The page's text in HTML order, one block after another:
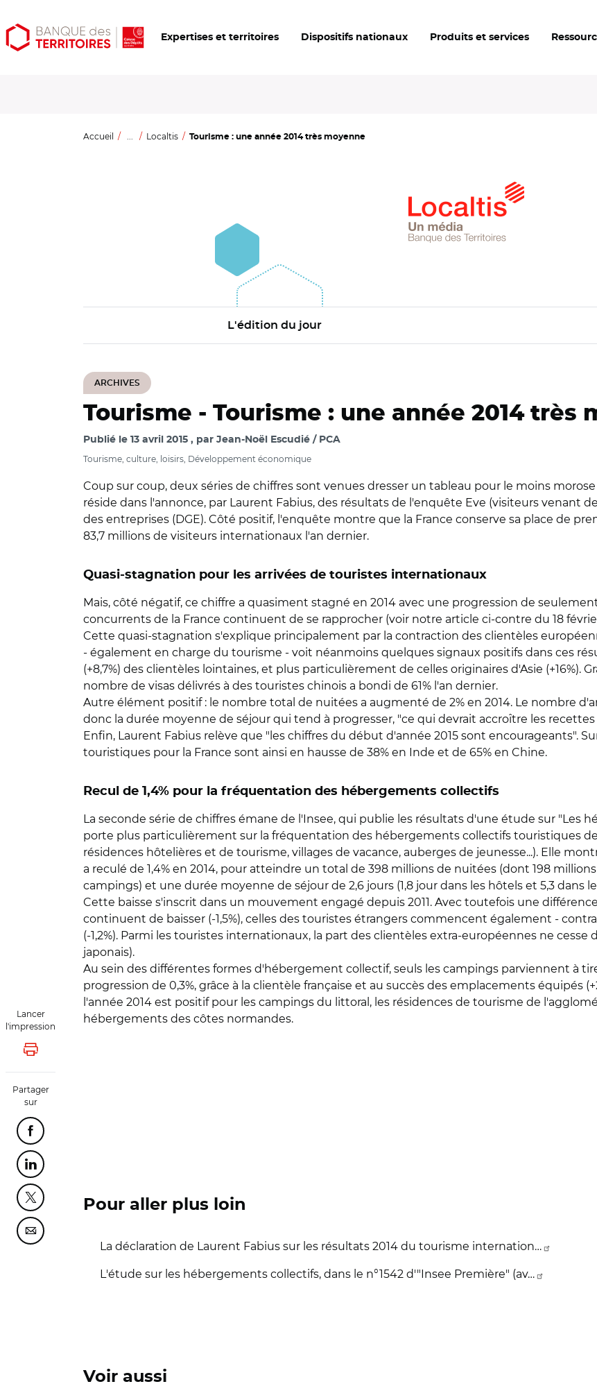
Aller
au
Aller
au
Ouvrir
les
Expertises et territoires Dispositifs nationaux Produits et services
Accueil ... Localtis Tourisme : une année 2014 très moyenne
L'édition du jour
ARCHIVES
Lancer
l'impression
Lancer l'impression
Partager
sur
Partager cette page sur Facebook
Partager cette page sur Linkedin
Partager cette page sur Twitter
Partager cette page sur Courriel
Tourisme - Tourisme : une année 2014 très
Publié le 13 avril 2015 par Jean-Noël Escudié / PCA
Tourisme, culture, loisirs, Développement économique
Coup sur coup, deux séries de chiffres sont venues dresser un tableau pour le moins
réside dans l'annonce, par Laurent Fabius, des résultats de l'enquête Eve (visiteurs venant
des entreprises (DGE). Côté positif, l'enquête montre que la France conserve sa place de
83,7 millions de visiteurs internationaux l'an dernier.
Quasi-stagnation pour les arrivées de touristes internationaux
Mais, côté négatif, ce chiffre a quasiment stagné en 2014 avec une progression de
concurrents de la France continuent de se rapprocher (voir notre article ci-contre du 18
Cette quasi-stagnation s'explique principalement par la contraction des clientèles
- également en charge du tourisme - voit néanmoins quelques signaux positifs dans ces
(+8,7%) des clientèles lointaines, et plus particulièrement de celles originaires d'Asie (+16%).
nombre de visas délivrés à des touristes chinois a bondi de 61% l'an dernier.
Autre élément positif : le nombre total de nuitées a augmenté de 2% en 2014. Le nombre
donc la durée moyenne de séjour qui tend à progresser, "ce qui devrait accroître les
Enfin, Laurent Fabius relève que "les chiffres du début d'année 2015 sont encourageants".
touristiques pour la France sont ainsi en hausse de 38% en Inde et de 65% en Chine.
Recul de 1,4% pour la fréquentation des hébergements collectifs
La seconde série de chiffres émane de l'Insee, qui publie les résultats d'une étude sur "Les
porte plus particulièrement sur la fréquentation des hébergements collectifs touristiques
résidences hôtelières et de tourisme, villages de vacance, auberges de jeunesse...). Elle
a reculé de 1,4% en 2014, pour atteindre un total de 398 millions de nuitées (dont 198
campings) et une durée moyenne de séjour de 2,6 jours (1,8 jour dans les hôtels et 5,3 dans
Cette baisse s'inscrit dans un mouvement engagé depuis 2011. Avec toutefois une
continuent de baisser (-1,5%), celles des touristes étrangers commencent également -
(-1,2%). Parmi les touristes internationaux, la part des clientèles extra-européennes ne
japonais).
Au sein des différentes formes d'hébergement collectif, seuls les campings parviennent à
progression de 0,3%, grâce à la clientèle française et au succès des emplacements équipés
l'année 2014 est positif pour les campings du littoral, les résidences de tourisme de
hébergements des côtes normandes.
Pour aller plus loin
La déclaration de Laurent Fabius sur les résultats 2014 du tourisme internation…
L'étude sur les hébergements collectifs, dans le n°1542 d'"Insee Première" (av…
Voir aussi